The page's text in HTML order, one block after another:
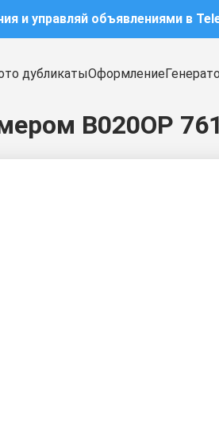
и управляй объявлениями в
дубликатыОформление
В020ОР